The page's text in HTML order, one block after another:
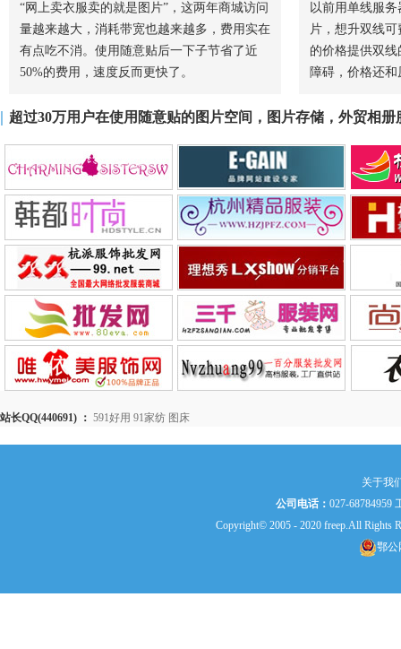
“网上卖衣服卖的就是图片”，这两年商城访问
量越来越大，消耗带宽也越来越多，费用实在
有点吃不消。使用随意贴后一下子节省了近
50%的费用，速度反而更快了。
以前用单线服
片，想升双线
的价格提供双
障碍，价格还
| 超过30万用户在使用随意贴的图片空间，图片存储，外贸相册
站长QQ(440691) ： 591好用 91家纺 图床
关于我
公司电话： 027-68784959
Copyright© 2005 - 2020 freep.All Rights
鄂公